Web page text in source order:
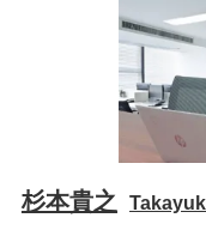
杉本貴之